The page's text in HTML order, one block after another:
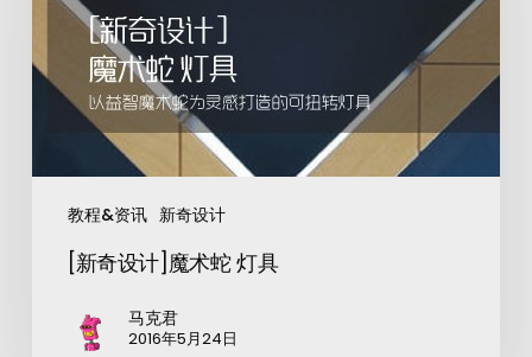
教程&资讯 新奇设计
[新奇设计]魔术蛇 灯具
马克君
2016年5月24日